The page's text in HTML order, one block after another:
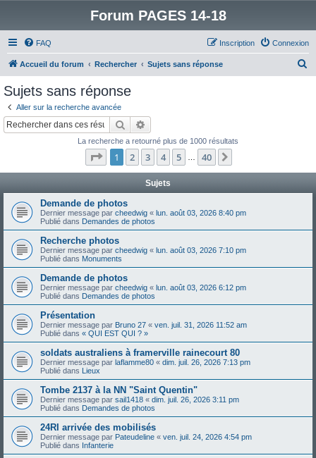
Forum PAGES 14-18
FAQ Connexion
Inscription
Accueil du forum Rechercher Sujets sans réponse
Sujets sans réponse
Aller sur la recherche avancée
Rechercher
La recherche a retourné plus de 1000 résultats
Page 1sur40
1 2 3 4 5 40
Sujets
Demande de photos
Dernier message par cheedwig « lun. août 03, 2026 8:40 pm
Publié dans Demandes de photos
Recherche photos
Dernier message par cheedwig « lun. août 03, 2026 7:10 pm
Publié dans Monuments
Demande de photos
Dernier message par cheedwig « lun. août 03, 2026 6:12 pm
Publié dans Demandes de photos
Présentation
Dernier message par Bruno 27 « ven. juil. 31, 2026 11:52 am
Publié dans « QUI EST QUI ? »
soldats australiens à framerville rainecourt 80
Dernier message par laflamme80 « dim. juil. 26, 2026 7:13 pm
Publié dans Lieux
Tombe 2137 à la NN "Saint Quentin"
Dernier message par sail1418 « dim. juil. 26, 2026 3:11 pm
Publié dans Demandes de photos
24RI arrivée des mobilisés
Dernier message par Pateudeline « ven. juil. 24, 2026 4:54 pm
Publié dans Infanterie